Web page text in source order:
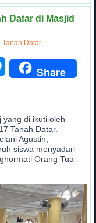
Datar di Masjid
Tanah Datar
Share
yang di ikuti oleh
Tanah Datar.
Agustin,
siswa menyadari
Orang Tua